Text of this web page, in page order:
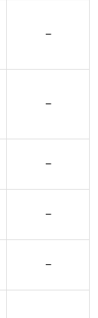
−
−
−
−
−